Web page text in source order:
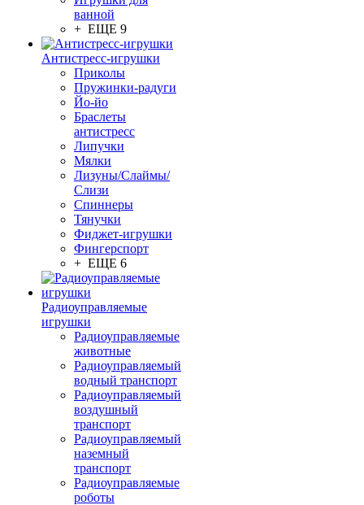
ванной
+ ЕЩЕ 9
Антистресс-игрушки
Приколы
Пружинки-радуги
Йо-йо
Браслеты
антистресс
Липучки
Мялки
Лизуны/Слаймы/
Слизи
Спиннеры
Тянучки
Фиджет-игрушки
Фингерспорт
+ ЕЩЕ 6
Радиоуправляемые
игрушки
Радиоуправляемые
животные
Радиоуправляемый
водный транспорт
Радиоуправляемый
воздушный
транспорт
Радиоуправляемый
наземный
транспорт
Радиоуправляемые
роботы